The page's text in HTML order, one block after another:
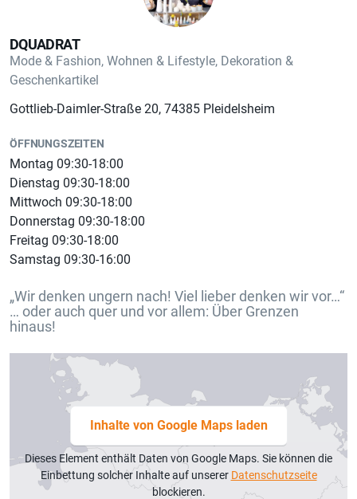
*Nicht chemisch reinigen
*Nicht bügeln, nicht bleichen
Vorteil Krüger Buam
*junges, stylisches Design
*hochwertige Verarbeitung
*mit viel Liebe zum Detail entwickelt
DQUADRAT
Mode & Fashion, Wohnen & Lifestyle, Dekoration &
Geschenkartikel
Gottlieb-Daimler-Straße 20, 74385 Pleidelsheim
ÖFFNUNGSZEITEN
Montag 09:30-18:00
Dienstag 09:30-18:00
Mittwoch 09:30-18:00
Donnerstag 09:30-18:00
Freitag 09:30-18:00
Samstag 09:30-16:00
„Wir denken ungern nach! Viel lieber denken wir vor…“
… oder auch quer und vor allem: Über Grenzen
hinaus!
Inhalte von Google Maps laden
Dieses Element enthält Daten von Google Maps. Sie können die
Einbettung solcher Inhalte auf unserer Datenschutzseite
blockieren.